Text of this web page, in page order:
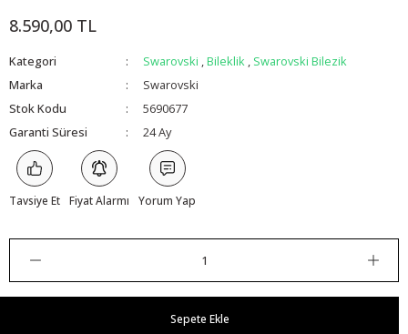
8.590,00 TL
Kategori Swarovski ,Bileklik , Swarovski Bilezik
Marka
Swarovski
Stok Kodu
5690677
Garanti Süresi
24 Ay
Tavsiye Et Fiyat Alarmı Yorum Yap
Sepete Ekle